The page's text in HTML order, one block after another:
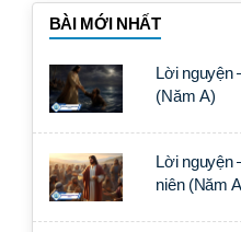
BÀI MỚI NHẤT
Lời nguyện
(Năm A)
Lời nguyện
niên (Năm